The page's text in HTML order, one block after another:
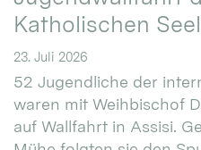
Katholischen
23. Juli 2026
52 Jugendliche der
waren mit Weihbischof
auf Wallfahrt in Assisi.